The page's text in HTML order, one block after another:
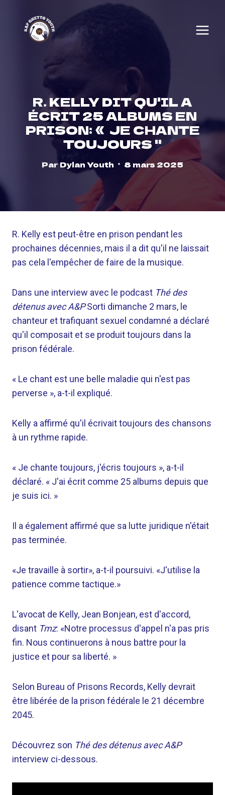
content
R. KELLY DIT QU'IL A
ÉCRIT 25 ALBUMS EN
PRISON: « JE CHANTE
TOUJOURS ''
ParDylan Youth 8 mars 2025
R. Kelly est peut-être en prison pendant les
prochaines décennies, mais il a dit qu'il ne laissait
pas cela l'empêcher de faire de la musique.
Dans une interview avec le podcast Thé des
détenus avec A&PSorti dimanche 2 mars, le
chanteur et trafiquant sexuel condamné a déclaré
qu'il composait et se produit toujours dans la
prison fédérale.
« Le chant est une belle maladie qui n'est pas
perverse », a-t-il expliqué.
Kelly a affirmé qu'il écrivait toujours des chansons
à un rythme rapide.
« Je chante toujours, j'écris toujours », a-t-il
déclaré. « J'ai écrit comme 25 albums depuis que
je suis ici. »
Il a également affirmé que sa lutte juridique n'était
pas terminée.
«Je travaille à sortir», a-t-il poursuivi. «J'utilise la
patience comme tactique.»
L'avocat de Kelly, Jean Bonjean, est d'accord,
disant Tmz: «Notre processus d'appel n'a pas pris
fin. Nous continuerons à nous battre pour la
justice et pour sa liberté. »
Selon Bureau of Prisons Records, Kelly devrait
être libérée de la prison fédérale le 21 décembre
2045.
Découvrez son Thé des détenus avec A&P
interview ci-dessous.